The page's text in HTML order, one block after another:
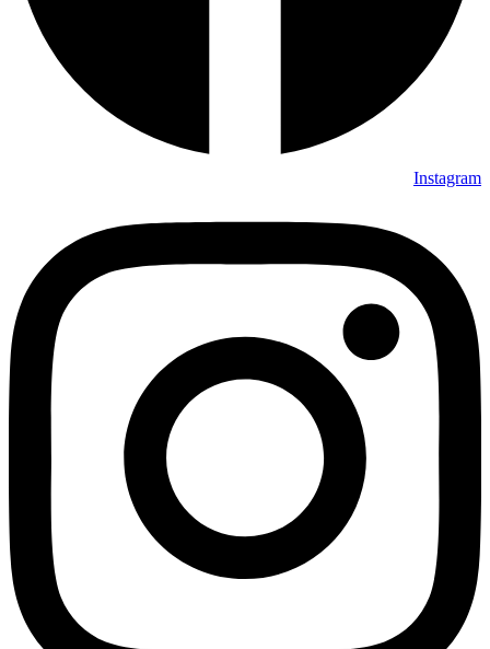
Instagram